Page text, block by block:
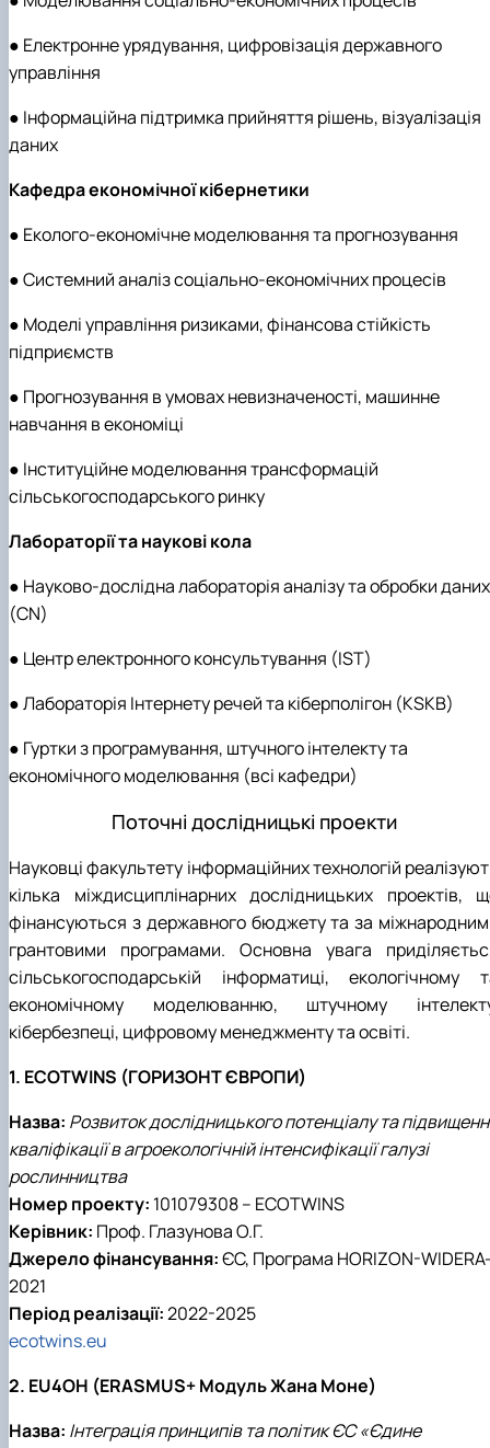
● Електронне урядування, цифровізація державного
управління
● Інформаційна підтримка прийняття рішень, візуалізація
даних
Кафедра економічної кібернетики
● Еколого-економічне моделювання та прогнозування
● Системний аналіз соціально-економічних процесів
● Моделі управління ризиками, фінансова стійкість
підприємств
● Прогнозування в умовах невизначеності, машинне
навчання в економіці
● Інституційне моделювання трансформацій
сільськогосподарського ринку
Лабораторії та наукові кола
● Науково-дослідна лабораторія аналізу та обробки даних
(CN)
● Центр електронного консультування (IST)
● Лабораторія Інтернету речей та кіберполігон (KSKB)
● Гуртки з програмування, штучного інтелекту та
економічного моделювання (всі кафедри)
Поточні дослідницькі проекти
Науковці факультету інформаційних технологій
кілька міждисциплінарних дослідницьких проектів,
фінансуються з державного бюджету та за
грантовими програмами. Основна увага
сільськогосподарській інформатиці, екологічному
економічному моделюванню, штучному
кібербезпеці, цифровому менеджменту та освіті.
1. ECOTWINS (ГОРИЗОНТ ЄВРОПИ)
Назва: Розвиток дослідницького потенціалу та
кваліфікації в агроекологічній інтенсифікації галузі
рослинництва
Номер проекту: 101079308 – ECOTWINS
Керівник: Проф. Глазунова О.Г.
Джерело фінансування:ЄС, Програма HORIZON-
2021
Період реалізації:2022-2025
ecotwins.eu
2. EU4OH (ERASMUS+ Модуль Жана Моне)
Назва: Інтеграція принципів та політик ЄС «Єдине